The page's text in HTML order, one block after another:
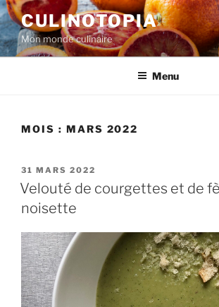
Aller
au
contenu
principal
CULINOTOPIA
Mon monde culinaire
Menu
MOIS : MARS 2022
PUBLIÉ
LE
31 MARS 2022
Velouté de courgettes et de
noisette